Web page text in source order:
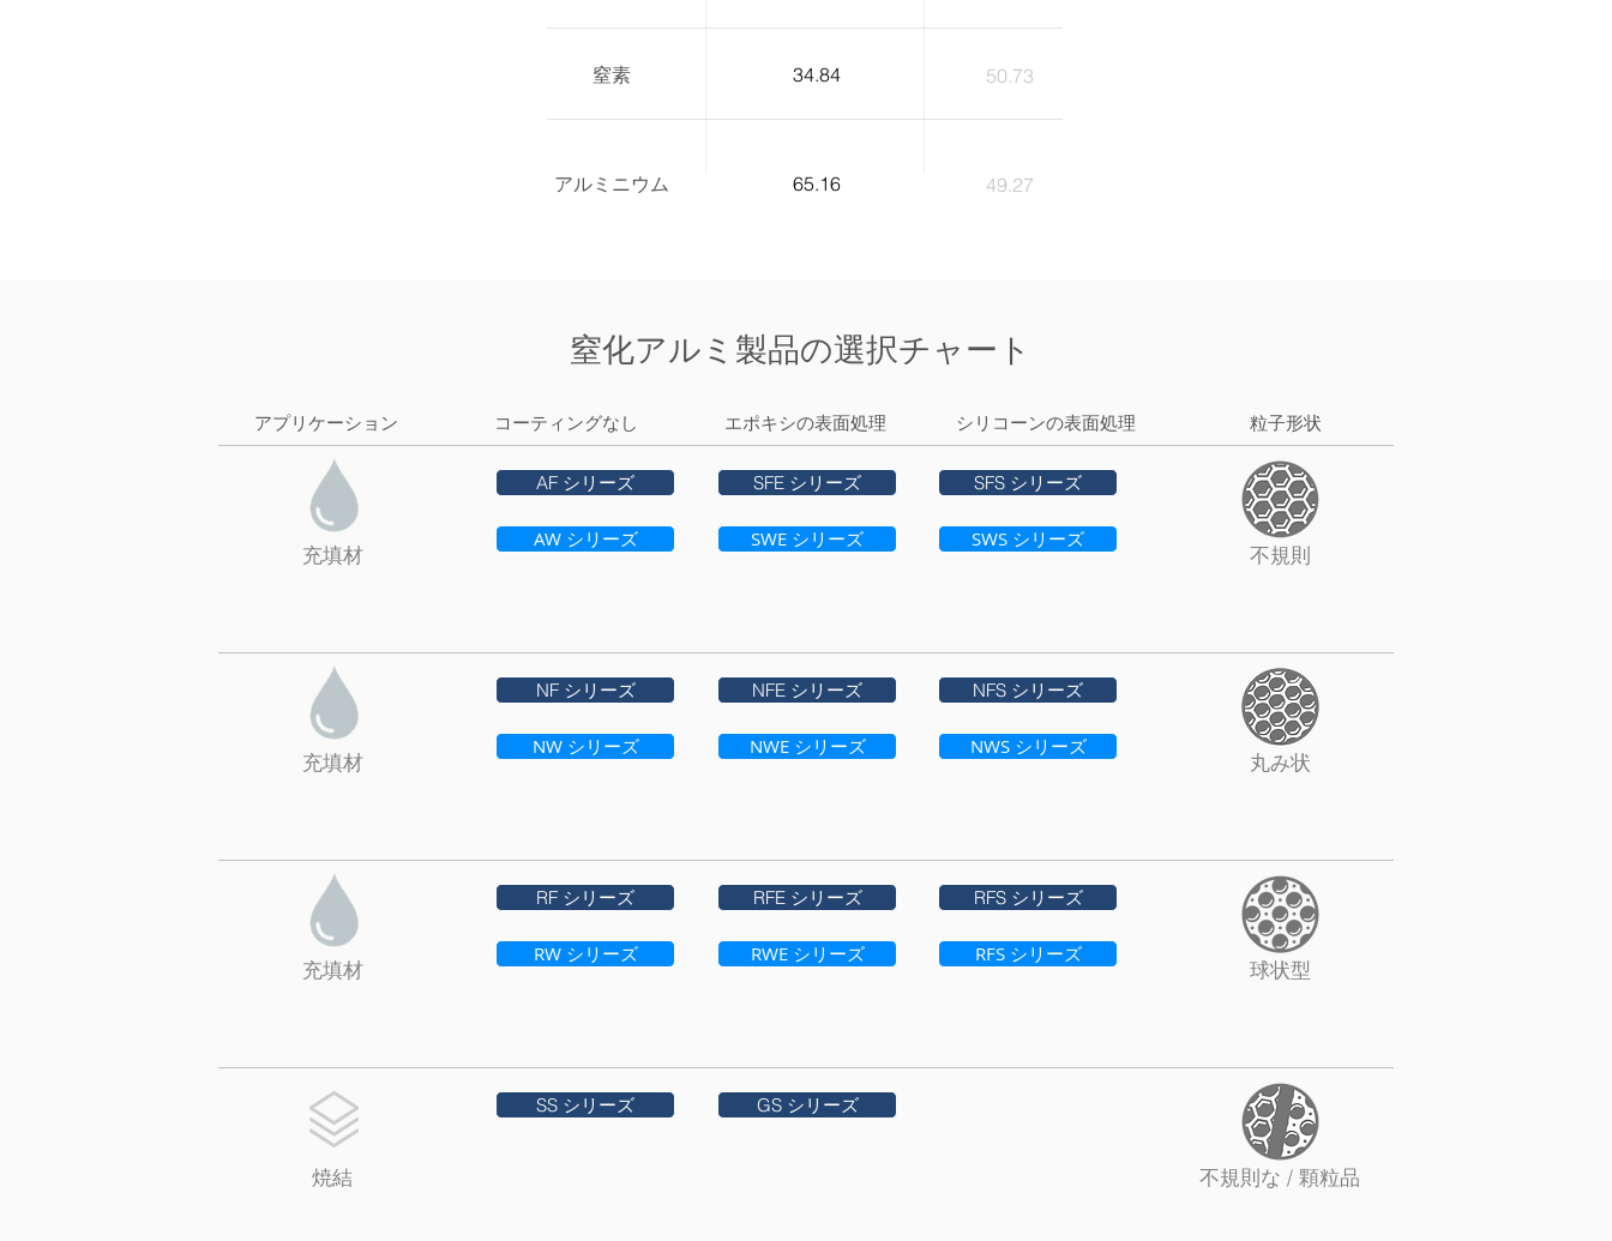
50.73
34.84
窒素
49.27
65.16
アルミニウム
窒化アルミ製品の選択チャート
充填材
AF シリーズ
AW シリーズ
SFE シリーズ
SWE シリーズ
SFS シリーズ
SWS シリーズ
不規則
充填材
NF シリーズ
NW シリーズ
NFE シリーズ
NWE シリーズ
NFS シリーズ
NWS シリーズ
丸み状
充填材
RF シリーズ
RW シリーズ
RFE シリーズ
RWE シリーズ
RFS シリーズ
RFS シリーズ
球状型
焼結
SS シリーズ GS シリーズ
不規則な / 顆粒品
アプリケーション コーティングなし エポキシの表面処理 シリコーンの表面処理 粒子形状